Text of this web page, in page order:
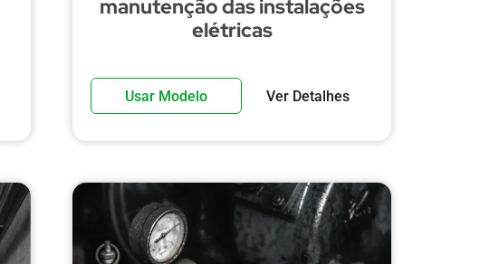
manutenção das instalações
elétricas
Usar Modelo Ver Detalhes